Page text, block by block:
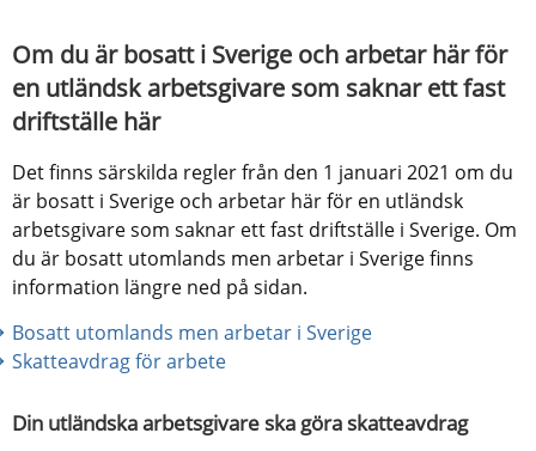
Om du är bosatt i Sverige och arbetar här för
en utländsk arbetsgivare som saknar ett fast
driftställe här
Det finns särskilda regler från den 1 januari 2021 om du
är bosatt i Sverige och arbetar här för en utländsk
arbetsgivare som saknar ett fast driftställe i Sverige. Om
du är bosatt utomlands men arbetar i Sverige finns
information längre ned på sidan.
Bosatt utomlands men arbetar i Sverige
Skatteavdrag för arbete
Din utländska arbetsgivare ska göra skatteavdrag